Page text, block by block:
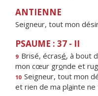
ANTIENNE
Seigneur, tout mon
PSAUME : 37 - II
9 Brisé, écrasé, à bout
mon cœur gronde et
10 Seigneur, tout mon
et rien de ma plainte ne